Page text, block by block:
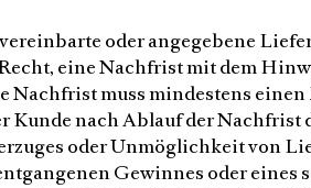
oder angegebene
eine Nachfrist mit dem
Nachfrist muss mindestens
Kunde nach Ablauf der
oder Unmöglichkeit von
Gewinnes oder